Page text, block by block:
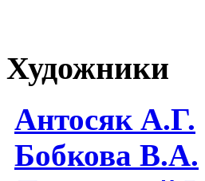
Художники
Антосяк А.Г.
Бобкова В.А.